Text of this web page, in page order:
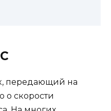
передающий на
скорости